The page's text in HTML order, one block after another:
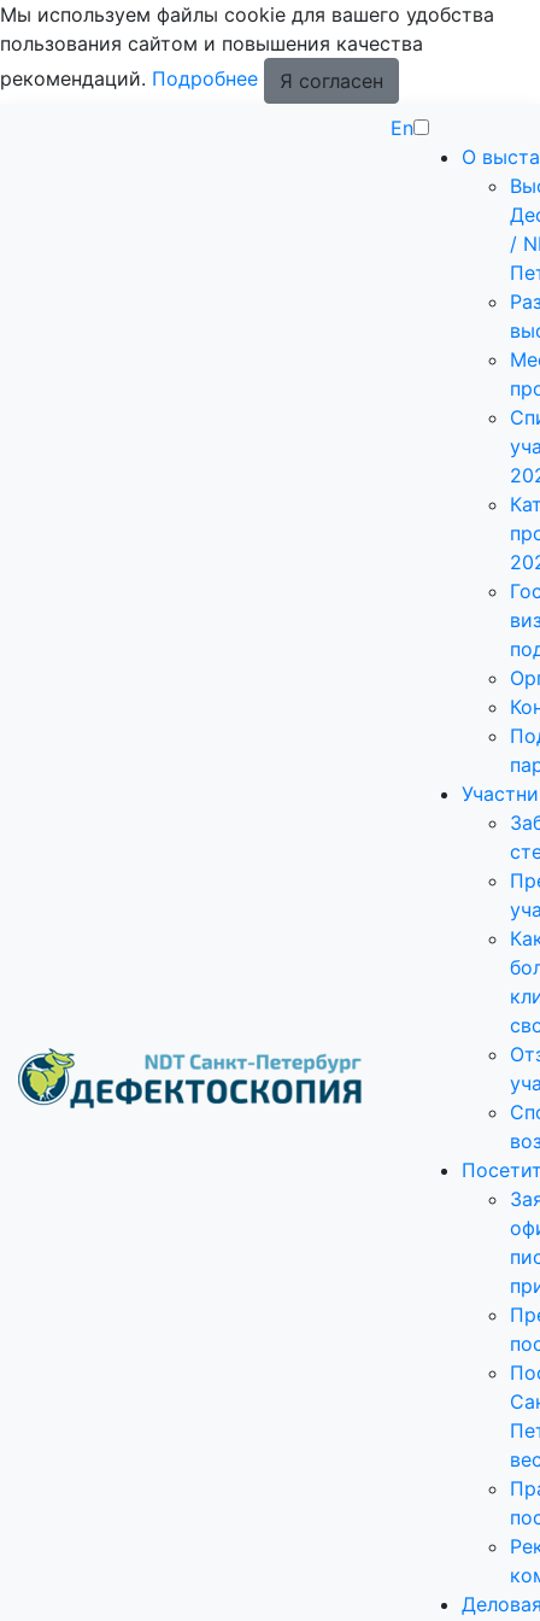
Мы используем файлы cookie для вашего удобства
пользования сайтом и повышения качества
рекомендаций. Подробнее
Я согласен
En
О
/